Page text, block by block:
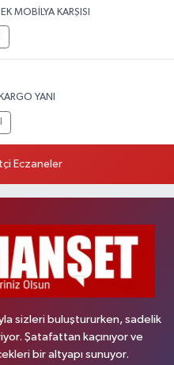
MOBİLYA KARŞISI
YANI
Eczaneler
sizleri buluştururken, sadelik
Şatafattan kaçınıyor ve
bir altyapı sunuyor.